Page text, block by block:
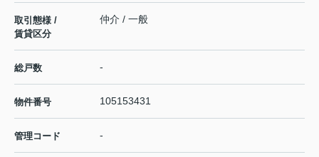
取引態様 /
賃貸区分
仲介 / 一般
総戸数 -
物件番号 105153431
管理コード -